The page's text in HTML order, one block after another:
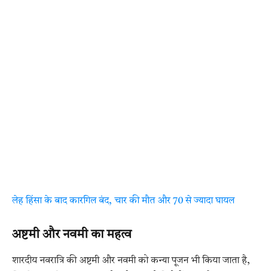
लेह हिंसा के बाद कारगिल बंद, चार की मौत और 70 से ज्यादा घायल
अष्टमी और नवमी का महत्व
शारदीय नवरात्रि की अष्टमी और नवमी को कन्या पूजन भी किया जाता है,